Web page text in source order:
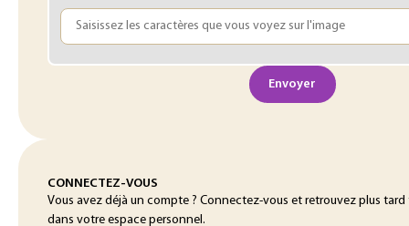
Envoyer
CONNECTEZ-VOUS
Vous avez déjà un compte ? Connectez-vous et retrouvez plus
dans votre espace personnel.